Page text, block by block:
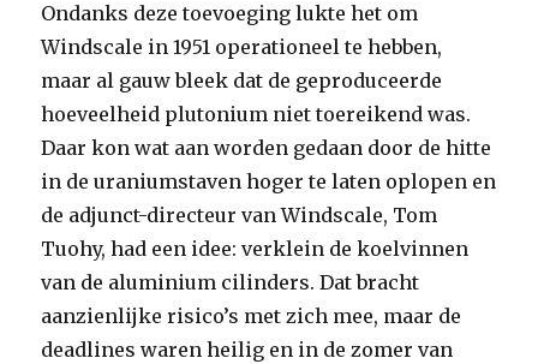
Ondanks deze toevoeging lukte het om
Windscale in 1951 operationeel te hebben,
maar al gauw bleek dat de geproduceerde
hoeveelheid plutonium niet toereikend was.
Daar kon wat aan worden gedaan door de hitte
in de uraniumstaven hoger te laten oplopen en
de adjunct-directeur van Windscale, Tom
Tuohy, had een idee: verklein de koelvinnen
van de aluminium cilinders. Dat bracht
aanzienlijke risico’s met zich mee, maar de
deadlines waren heilig en in de zomer van